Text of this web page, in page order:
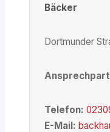
Bäcker
Dortmunder
Telefon:
E-Mail: